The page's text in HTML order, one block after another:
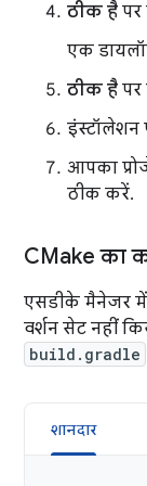
ठीक है
एक
ठीक है
इंस्टॉलेशन
आपका
ठीक करें.
CMake का
एसडीके मैनेजर में,
वर्शन सेट नहीं
build.gradle
शानदार